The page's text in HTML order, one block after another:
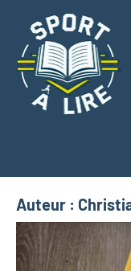
contenu
Auteur :